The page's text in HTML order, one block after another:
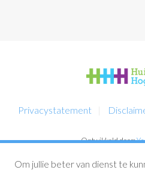
Privacystatement
Ontwikkeld door:
Om jullie beter van dienst te